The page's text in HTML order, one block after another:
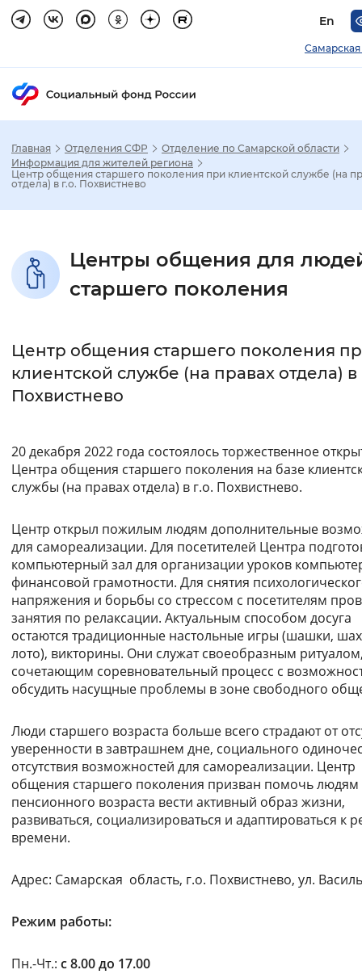
En
Самарская
Стандартный
Без засечек С засечками
Цвет сайта
Монохромный
Синий фон
Изображения
Включены Выключены
Звуковой ассистент
Воспроизвести Остановить
Вернуть стандартные настройки
Главная Отделения СФР
Отделение по Самарской области
Информация для жителей региона
Центр общения старшего поколения при клиентской службе (на
отдела) в г.о. Похвистнево
Центры общения для
старшего поколения
Центр общения старшего поколения
клиентской службе (на правах отдела) в
Похвистнево
20 декабря 2022 года состоялось торжественное
Центра общения старшего поколения на базе
службы (на правах отдела) в г.о. Похвистнево.
Центр открыл пожилым людям дополнительные
для самореализации. Для посетителей Центра
компьютерный зал для организации уроков
финансовой грамотности. Для снятия
напряжения и борьбы со стрессом с посетителям
занятия по релаксации. Актуальным способом досуга
остаются традиционные настольные игры (шашки,
лото), викторины. Они служат своеобразным
сочетающим соревновательный процесс с
обсудить насущные проблемы в зоне свободного
Люди старшего возраста больше всего страдают от
уверенности в завтрашнем дне, социального
отсутствия возможностей для самореализации. Центр
общения старшего поколения призван помочь людям
пенсионного возраста вести активный образ жизни,
развиваться, социализироваться и адаптироваться к
времени.
Адрес: Самарская область, г.о. Похвистнево, ул.
Режим работы:
Пн.-Чт.: с 8.00 до 17.00